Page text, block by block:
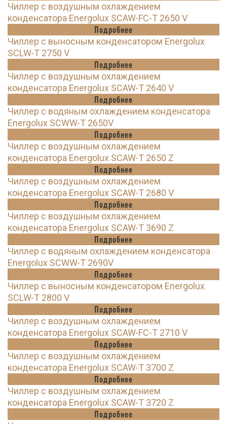
Чиллер с воздушным охлаждением
конденсатора Energolux SCAW-FC-T 2650 V
Подробнее
Чиллер с выносным конденсатором Energolux
SCLW-T 2750 V
Подробнее
Чиллер с воздушным охлаждением
конденсатора Energolux SCAW-T 2640 V
Подробнее
Чиллер с водяным охлаждением конденсатора
Energolux SCWW-T 2650V
Подробнее
Чиллер с воздушным охлаждением
конденсатора Energolux SCAW-T 2650 Z
Подробнее
Чиллер с воздушным охлаждением
конденсатора Energolux SCAW-T 2680 V
Подробнее
Чиллер с воздушным охлаждением
конденсатора Energolux SCAW-T 3690 Z
Подробнее
Чиллер с водяным охлаждением конденсатора
Energolux SCWW-T 2690V
Подробнее
Чиллер с выносным конденсатором Energolux
SCLW-T 2800 V
Подробнее
Чиллер с воздушным охлаждением
конденсатора Energolux SCAW-FC-T 2710 V
Подробнее
Чиллер с воздушным охлаждением
конденсатора Energolux SCAW-T 3700 Z
Подробнее
Чиллер с воздушным охлаждением
конденсатора Energolux SCAW-T 3720 Z
Подробнее